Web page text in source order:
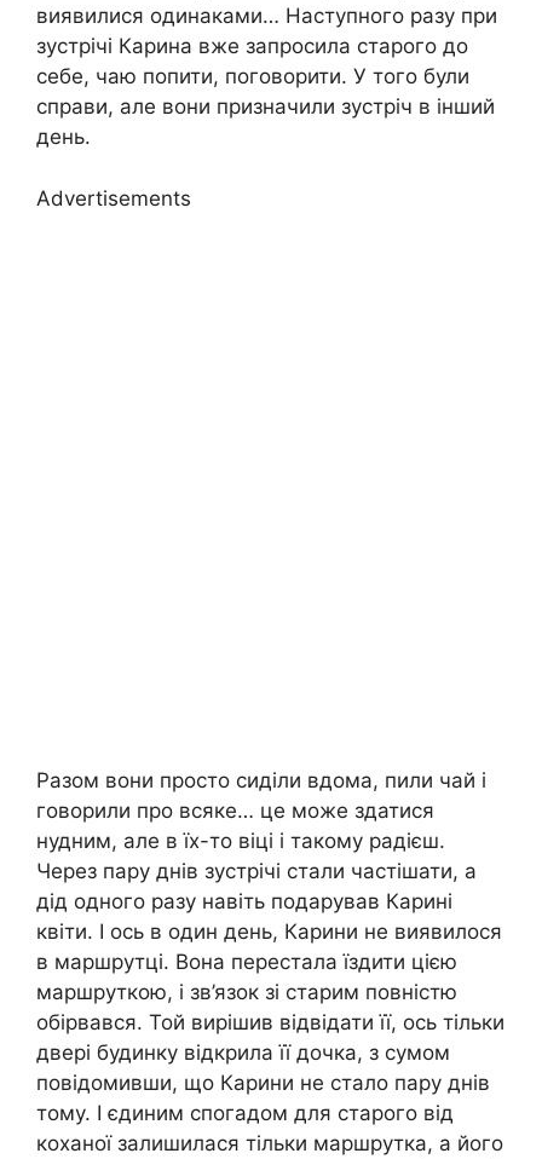
виявилися одинаками… Наступного разу при
зустрічі Карина вже запросила старого до
себе, чаю попити, поговорити. У того були
справи, але вони призначили зустріч в інший
день.
Advertisements
Разом вони просто сиділи вдома, пили чай і
говорили про всяке… це може здатися
нудним, але в їх-то віці і такому радієш.
Через пару днів зустрічі стали частішати, а
дід одного разу навіть подарував Карині
квіти. І ось в один день, Карини не виявилося
в маршрутці. Вона перестала їздити цією
маршруткою, і зв’язок зі старим повністю
обірвався. Той вирішив відвідати її, ось тільки
двері будинку відкрила її дочка, з сумом
повідомивши, що Карини не стало пару днів
тому. І єдиним спогадом для старого від
коханої залишилася тільки маршрутка, а його